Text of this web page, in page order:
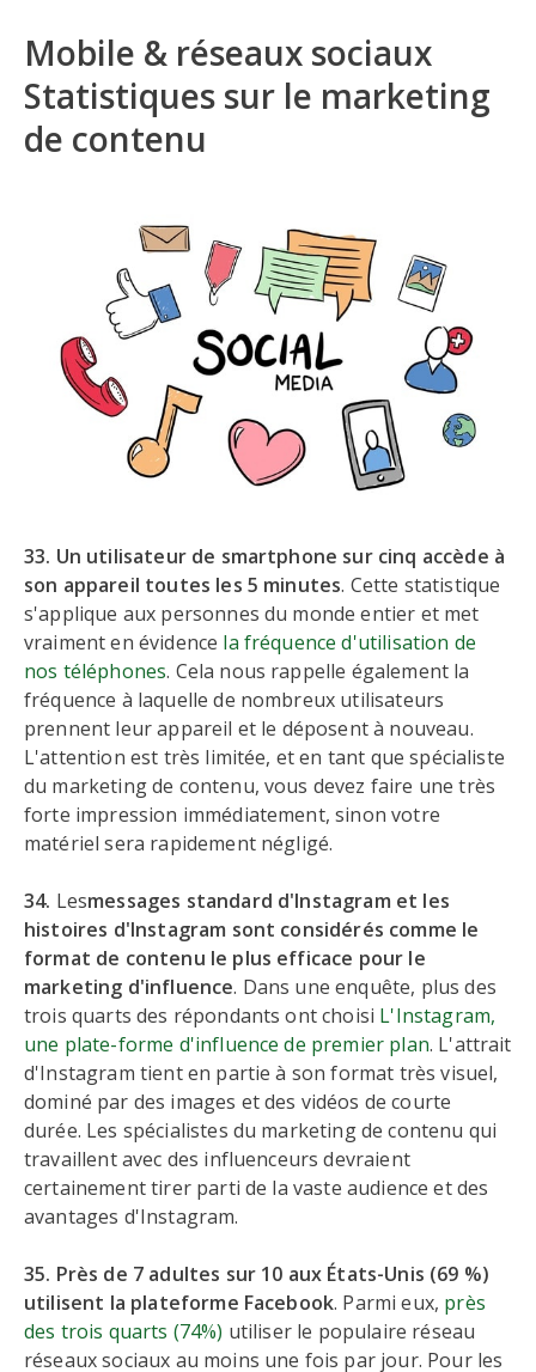
Mobile & réseaux sociaux
Statistiques sur le marketing
de contenu
33. Un utilisateur de smartphone sur cinq accède à
son appareil toutes les 5 minutes. Cette statistique
s'applique aux personnes du monde entier et met
vraiment en évidence la fréquence d'utilisation de
nos téléphones. Cela nous rappelle également la
fréquence à laquelle de nombreux utilisateurs
prennent leur appareil et le déposent à nouveau.
L'attention est très limitée, et en tant que spécialiste
du marketing de contenu, vous devez faire une très
forte impression immédiatement, sinon votre
matériel sera rapidement négligé.
34. Lesmessages standard d'Instagram et les
histoires d'Instagram sont considérés comme le
format de contenu le plus efficace pour le
marketing d'influence. Dans une enquête, plus des
trois quarts des répondants ont choisi L'Instagram,
une plate-forme d'influence de premier plan. L'attrait
d'Instagram tient en partie à son format très visuel,
dominé par des images et des vidéos de courte
durée. Les spécialistes du marketing de contenu qui
travaillent avec des influenceurs devraient
certainement tirer parti de la vaste audience et des
avantages d'Instagram.
35. Près de 7 adultes sur 10 aux États-Unis (69 %)
utilisent la plateforme Facebook. Parmi eux, près
des trois quarts (74%) utiliser le populaire réseau
réseaux sociaux au moins une fois par jour. Pour les